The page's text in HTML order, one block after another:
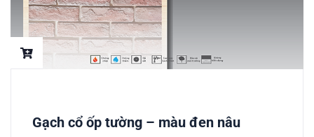
Gạch cổ ốp tường – màu đen nâu